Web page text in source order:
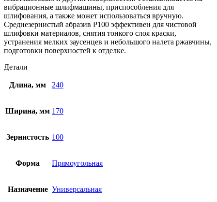
вибрационные шлифмашины, приспособления для
шлифования, а также может использоваться вручную.
Среднезернистый абразив Р100 эффективен для чистовой
шлифовки материалов, снятия тонкого слоя краски,
устранения мелких заусенцев и небольшого налета ржавчины,
подготовки поверхностей к отделке.
Детали
Длина, мм 240
Ширина, мм 170
Зернистость 100
Форма Прямоугольная
Назначение Универсальная